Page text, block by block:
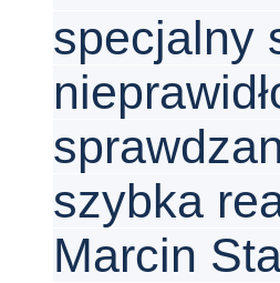
specjalny
szybka
Marcin